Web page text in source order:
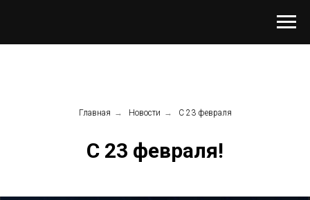
Главная → Новости → С 23 февраля
С 23 февраля!